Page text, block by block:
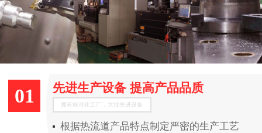
01 先进生产设备 提高产品品质
拥有标准化工厂，大批先进设备
根据热流道产品特点制定严密的生产工艺